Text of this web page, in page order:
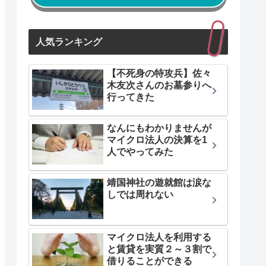
人気ランキング
【不死身の特攻兵】佐々
木友次さんのお墓参りへ
行ってきた
なんにもわかりませんが
マイクロ法人の決算を1
人でやってみた
靖国神社の遊就館は涙な
しでは周れない
マイクロ法人を利用する
と賃貸を実質２～３割で
借りることができる